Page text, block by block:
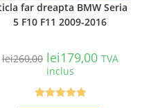
far dreapta BMW Seria
5 F10 F11 2009-2016
lei260,00 lei179,00 TVA
inclus